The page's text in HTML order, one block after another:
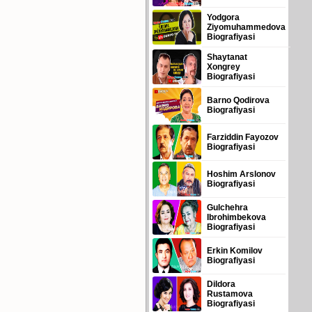
Yodgora
Ziyomuhammedova
Biografiyasi
Shaytanat
Xongrey
Biografiyasi
Barno Qodirova
Biografiyasi
Farziddin Fayozov
Biografiyasi
Hoshim Arslonov
Biografiyasi
Gulchehra
Ibrohimbekova
Biografiyasi
Erkin Komilov
Biografiyasi
Dildora
Rustamova
Biografiyasi